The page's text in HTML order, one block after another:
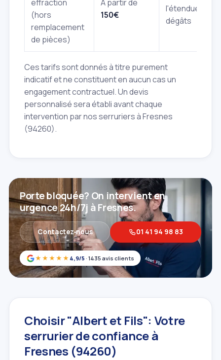
effraction
(hors
remplacement
de pièces)
À partir de
150€
l'étendue des
dégâts
Ces tarifs sont donnés à titre purement
indicatif et ne constituent en aucun cas un
engagement contractuel. Un devis
personnalisé sera établi avant chaque
intervention par nos serruriers à Fresnes
(94260).
★★★★★ 4,9/5 · 1435 avis clients
Porte bloquée? On intervient en
urgence 24h/7j à Fresnes.
Contactez‑nous 01 41 94 98 83
Choisir "Albert et Fils": Votre
serrurier de confiance à
Fresnes (94260)